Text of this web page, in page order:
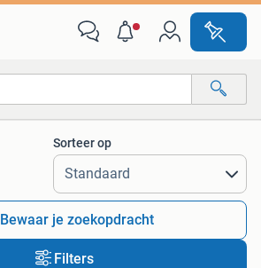
Alle afstanden…
Sorteer op
Bewaar je zoekopdracht
Filters